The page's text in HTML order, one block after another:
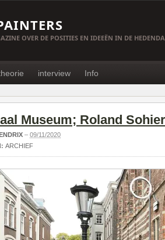
OVER DE POSITIES EN IDEEËN IN DE
interview Info
Museum; Roland
– 09/11/2020
ARCHIEF